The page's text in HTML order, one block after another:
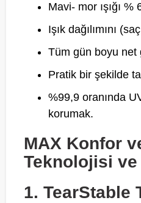
Mavi- mor ışığı
Işık dağılımını
Tüm gün boyu net
Pratik bir şekilde
%99,9 oranında
korumak.
MAX Konfor
Teknolojisi ve
1. TearStable